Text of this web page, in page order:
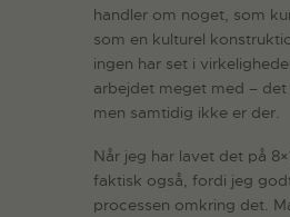
handler om noget, som
som en kulturel
ingen har set i
arbejdet meget med –
men samtidig ikke er der.
Når jeg har lavet det på
faktisk også, fordi jeg
processen omkring det.